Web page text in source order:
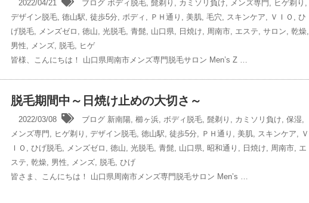
2022/04/21 ブログ ボディ脱毛, 髭剃り , カミソリ負け, メンズ専門 , ヒゲ剃り ,
デザイン脱毛, 徳山駅, 徒歩5分, ボディ , ＰＨ通り , 美肌, 毛穴, スキンケア, ＶＩＯ , ひ
げ脱毛, メンズゼロ , 徳山, 光脱毛, 青髭, 山口県, 日焼け, 周南市, エステ, サロン, 乾燥,
男性, メンズ, 脱毛, ヒゲ
皆様、こんにちは！ 山口県周南市メンズ専門脱毛サロン Men’s Z …
脱毛期間中～日焼け止めの大切さ～
2022/03/08 ブログ 新南陽, 櫛ヶ浜, ボディ脱毛, 髭剃り , カミソリ負け, 保湿,
メンズ専門 , ヒゲ剃り , デザイン脱毛, 徳山駅, 徒歩5分, ＰＨ通り , 美肌, スキンケア, Ｖ
ＩＯ , ひげ脱毛, メンズゼロ , 徳山, 光脱毛, 青髭, 山口県, 昭和通り , 日焼け, 周南市, エ
ステ, 乾燥, 男性, メンズ, 脱毛, ひげ
皆さま、こんにちは！ 山口県周南市メンズ専門脱毛サロン Men’s …